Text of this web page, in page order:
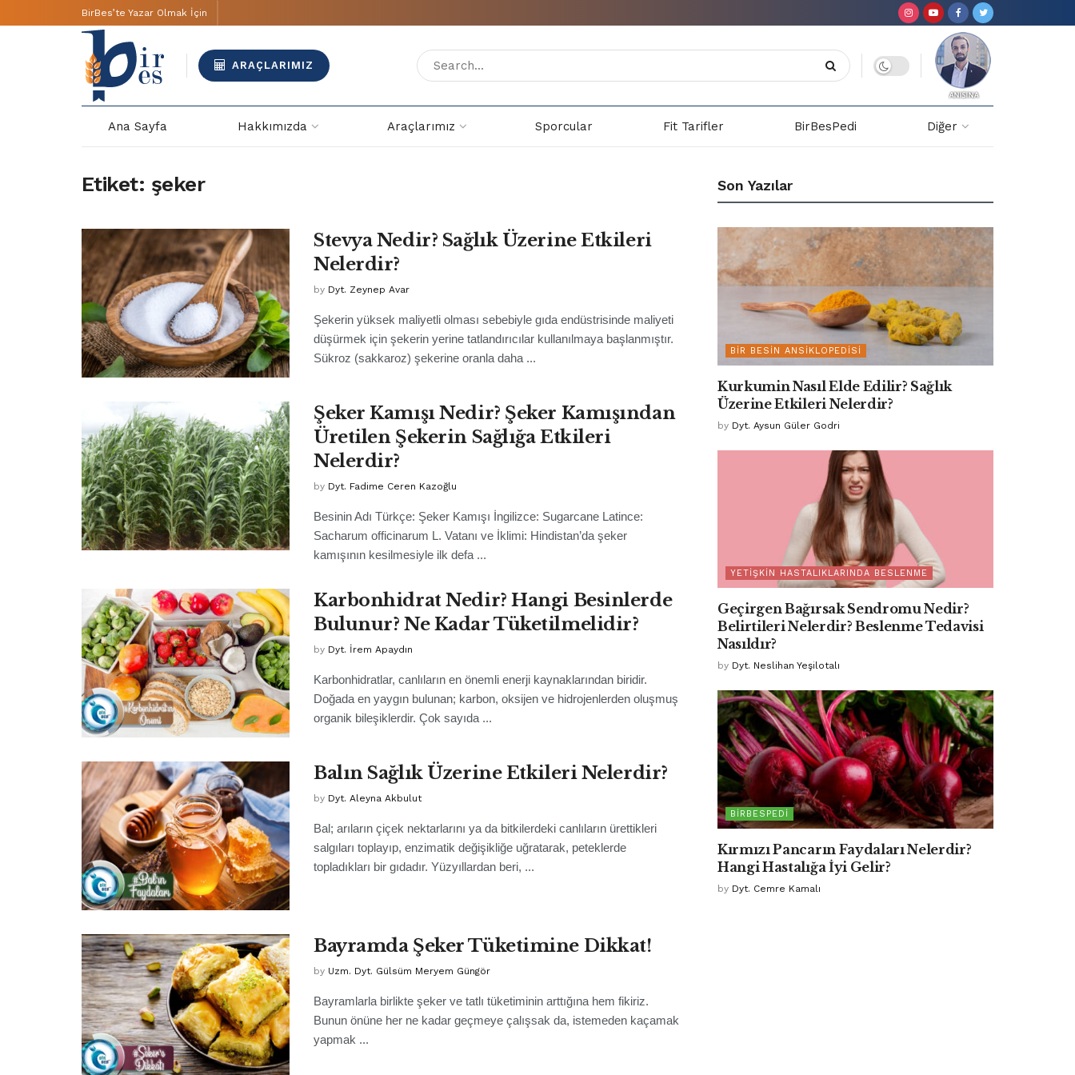
BirBes’te Yazar Olmak İçin
ARAÇLARIMIZ
Ana Sayfa Hakkımızda Araçlarımız Sporcular Fit Tarifler BirBesPedi Diğer
Etiket: şeker
Stevya Nedir? Sağlık Üzerine Etkileri
Nelerdir?
by Dyt. Zeynep Avar
Şekerin yüksek maliyetli olması sebebiyle gıda endüstrisinde maliyeti
düşürmek için şekerin yerine tatlandırıcılar kullanılmaya başlanmıştır.
Sükroz (sakkaroz) şekerine oranla daha ...
Şeker Kamışı Nedir? Şeker Kamışından
Üretilen Şekerin Sağlığa Etkileri
Nelerdir?
by Dyt. Fadime Ceren Kazoğlu
Besinin Adı Türkçe: Şeker Kamışı İngilizce: Sugarcane Latince:
Sacharum officinarum L. Vatanı ve İklimi: Hindistan’da şeker
kamışının kesilmesiyle ilk defa ...
Karbonhidrat Nedir? Hangi Besinlerde
Bulunur? Ne Kadar Tüketilmelidir?
by Dyt. İrem Apaydın
Karbonhidratlar, canlıların en önemli enerji kaynaklarından biridir.
Doğada en yaygın bulunan; karbon, oksijen ve hidrojenlerden oluşmuş
organik bileşiklerdir. Çok sayıda ...
Balın Sağlık Üzerine Etkileri Nelerdir?
by Dyt. Aleyna Akbulut
Bal; arıların çiçek nektarlarını ya da bitkilerdeki canlıların ürettikleri
salgıları toplayıp, enzimatik değişikliğe uğratarak, peteklerde
topladıkları bir gıdadır. Yüzyıllardan beri, ...
Bayramda Şeker Tüketimine Dikkat!
by Uzm. Dyt. Gülsüm Meryem Güngör
Bayramlarla birlikte şeker ve tatlı tüketiminin arttığına hem fikiriz.
Bunun önüne her ne kadar geçmeye çalışsak da, istemeden kaçamak
yapmak ...
Son Yazılar
BIR BESIN ANSIKLOPEDISI
Kurkumin Nasıl Elde Edilir? Sağlık
Üzerine Etkileri Nelerdir?
by Dyt. Aysun Güler Godri
YETIŞKIN HASTALIKLARINDA BESLENME
Geçirgen Bağırsak Sendromu Nedir?
Belirtileri Nelerdir? Beslenme Tedavisi
Nasıldır?
by Dyt. Neslihan Yeşilotalı
BIRBESPEDI
Kırmızı Pancarın Faydaları Nelerdir?
Hangi Hastalığa İyi Gelir?
by Dyt. Cemre Kamalı